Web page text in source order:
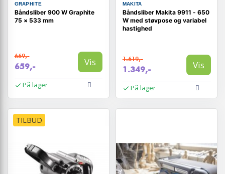
GRAPHITE
Båndsliber 900 W Graphite
75 × 533 mm
669,-
659,- Vis
På lager
MAKITA
Båndsliber Makita 9911 - 650
W med støvpose og variabel
hastighed
1.619,-
1.349,- Vis
På lager
TILBUD